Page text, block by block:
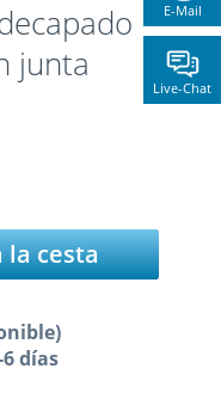
E-Mail
Live-Chat
junta
cesta
días